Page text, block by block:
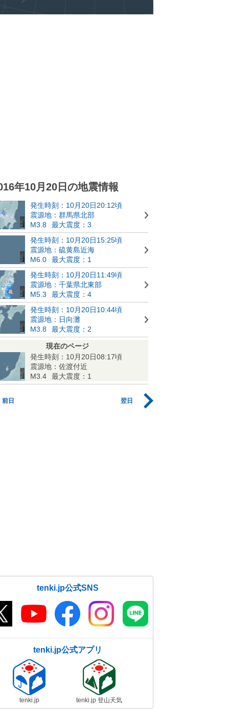
年10月20日の地震情報
発生時刻：10月20日20:12頃
震源地：群馬県北部
M3.8
最大震度：3
発生時刻：10月20日15:25頃
震源地：硫黄島近海
M6.0
最大震度：1
発生時刻：10月20日11:49頃
震源地：千葉県北東部
M5.3
最大震度：4
発生時刻：10月20日10:44頃
震源地：日向灘
M3.8
最大震度：2
現在のページ
発生時刻：10月20日08:17頃
震源地：佐渡付近
M3.4
最大震度：1
前日 翌日
tenki.jp公式SNS
tenki.jp公式アプリ
tenki.jp tenki.jp 登山天気